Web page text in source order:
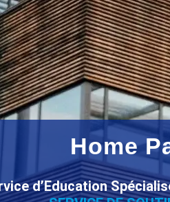
Home
d’Education